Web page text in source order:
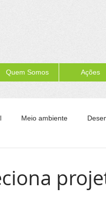
Quem Somos Ações
Meio ambiente